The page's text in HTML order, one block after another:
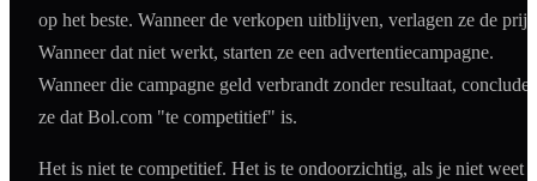
op het beste. Wanneer de verkopen uitblijven, verlagen ze de
Wanneer dat niet werkt, starten ze een advertentiecampagne.
Wanneer die campagne geld verbrandt zonder resultaat,
ze dat Bol.com "te competitief" is.
Het is niet te competitief. Het is te ondoorzichtig, als je niet weet